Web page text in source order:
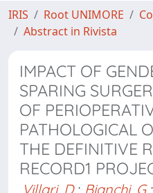
IRIS Root UNIMORE
Abstract in Rivista
IMPACT OF
SPARING
OF
PATHOLOGICAL
THE DEFINITIVE
RECORD1
Villari, D.; Bianchi, G.;